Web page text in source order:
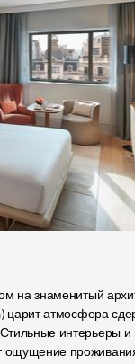
на знаменитый
царит атмосфера
интерьеры и
ощущение